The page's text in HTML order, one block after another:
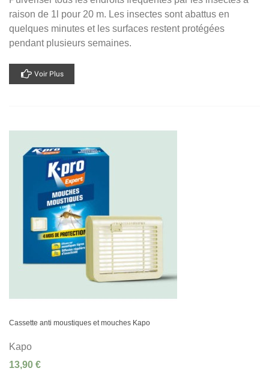
raison de 1l pour 20 m. Les insectes sont abattus en
quelques minutes et les surfaces restent protégées
pendant plusieurs semaines.
Voir Plus
Cassette anti moustiques et mouches Kapo
Kapo
13,90 €